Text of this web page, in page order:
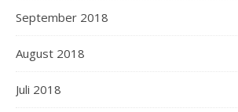
September 2018
August 2018
Juli 2018